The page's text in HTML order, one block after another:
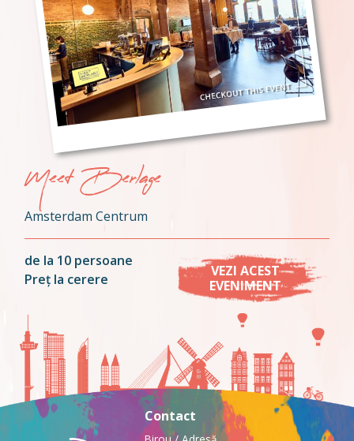
Meet Berlage
Amsterdam Centrum
de la 10 persoane
Preț la cerere
VEZI ACEST
EVENIMENT
Contact